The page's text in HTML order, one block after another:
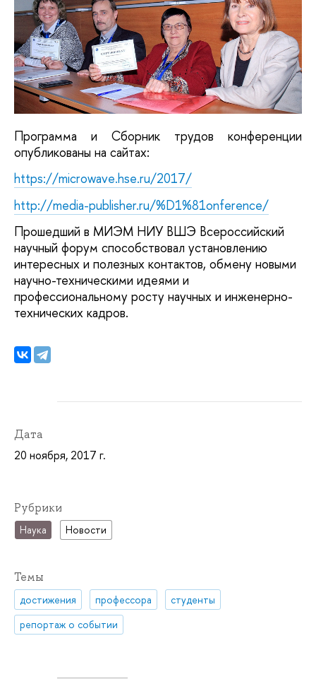
Программа и Сборник трудов конференции
опубликованы на сайтах:
https://microwave.hse.ru/2017/
http://media-publisher.ru/%D1%81onference/
Прошедший в МИЭМ НИУ ВШЭ Всероссийский
научный форум способствовал установлению
интересных и полезных контактов, обмену новыми
научно-техническими идеями и
профессиональному росту научных и инженерно-
технических кадров.
Дата
20 ноября, 2017 г.
Рубрики
Наука Новости
Темы
достижения профессора
студенты
репортаж о событии